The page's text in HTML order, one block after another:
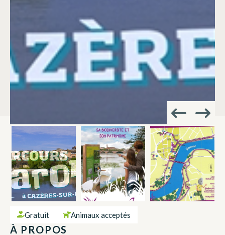
Gratuit Animaux acceptés
À PROPOS